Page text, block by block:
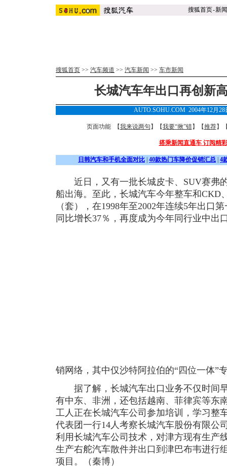
搜狐首页-新闻
搜狐首页 >> 汽车频道 >> 汽车新闻 >> 车市新闻
长城汽车年出口再创新
AUTO.SOHU.COM 2004年12月
页面功能 【我来说两句 】【我要“揪”错】【推荐】
搭乘新闻直通车 订阅精
日韩汽车和手机全面对比 40款热门车降价促销汇总 4
近日，又有一批长城皮卡、SUV赛弗
船出海。至此，长城汽车今年整车和CKD
（套），在1998年至2002年连续5年出口
同比增长37％，再度成为今年同行业中出
销网络，其中仅沙特阿拉伯的“四位一体”
据了解，长城汽车出口业务不仅时间
有中东、非洲，还包括越南、菲律宾等东
工人正在长城汽车公司参加培训，学习整
代表团一行14人考察长城汽车股份有限公
利用长城汽车公司技术，对津方现有生产
生产右舵汽车散件并出口到津巴布韦进行
项目。（秦博）